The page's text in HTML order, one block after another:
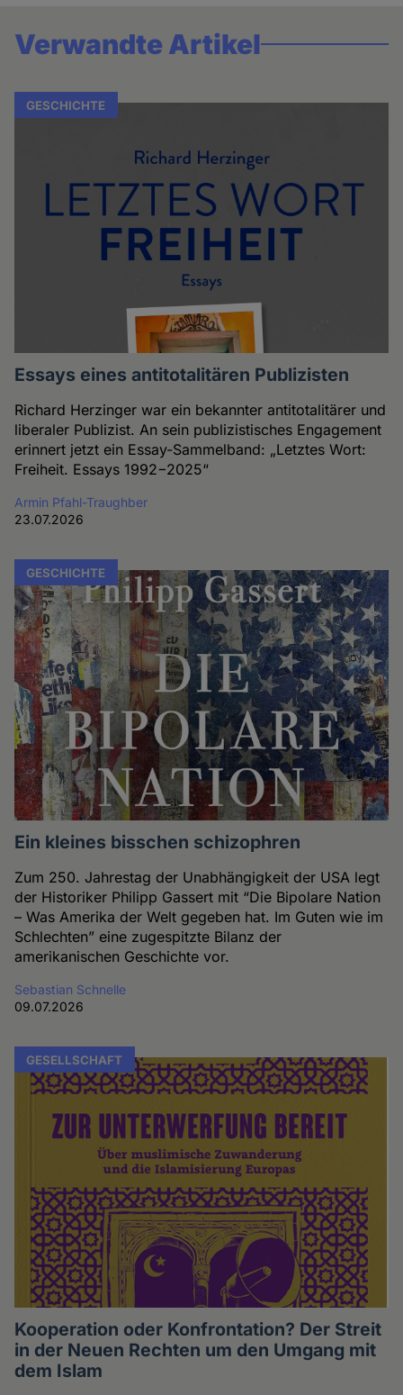
Verwandte Artikel
GESCHICHTE
Essays eines antitotalitären Publizisten
Richard Herzinger war ein bekannter antitotalitärer und
liberaler Publizist. An sein publizistisches Engagement
erinnert jetzt ein Essay-Sammelband: „Letztes Wort:
Freiheit. Essays 1992−2025“
Armin Pfahl-Traughber
23.07.2026
GESCHICHTE
Ein kleines bisschen schizophren
Zum 250. Jahrestag der Unabhängigkeit der USA legt
der Historiker Philipp Gassert mit “Die Bipolare Nation
– Was Amerika der Welt gegeben hat. Im Guten wie im
Schlechten” eine zugespitzte Bilanz der
amerikanischen Geschichte vor.
Sebastian Schnelle
09.07.2026
GESELLSCHAFT
Kooperation oder Konfrontation? Der Streit
in der Neuen Rechten um den Umgang mit
dem Islam